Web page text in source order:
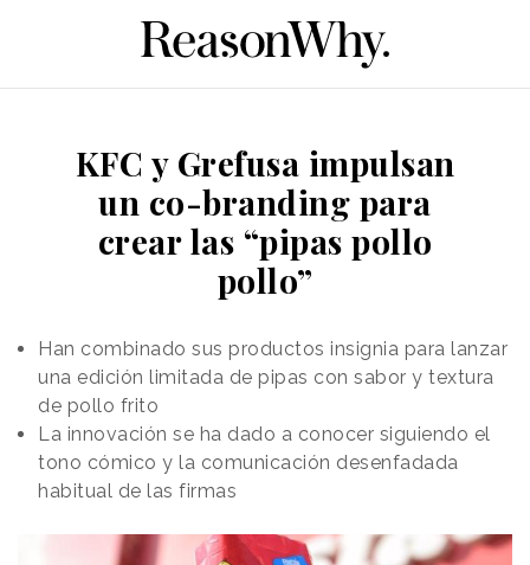
KFC y Grefusa impulsan
un co-branding para
crear las “pipas pollo
pollo”
Han combinado sus productos insignia para lanzar
una edición limitada de pipas con sabor y textura
de pollo frito
La innovación se ha dado a conocer siguiendo el
tono cómico y la comunicación desenfadada
habitual de las firmas